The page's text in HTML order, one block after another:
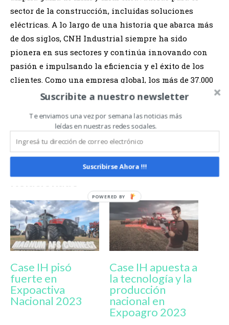
sector de la construcción, incluidas soluciones
eléctricas. A lo largo de una historia que abarca más
de dos siglos, CNH Industrial siempre ha sido
pionera en sus sectores y continúa innovando con
pasión e impulsando la eficiencia y el éxito de los
clientes. Como una empresa global, los más de 37.000
empleados de CNH Industrial forman parte de un
capacitar a los clientes para crecer y construir un
mundo mejor.
Relacionado
Case IH pisó
fuerte en
Expoactiva
Nacional 2023
Case IH apuesta a
la tecnología y la
producción
nacional en
Expoagro 2023
Suscribite a nuestro newsletter
Te enviamos una vez por semana las noticias más
leídas en nuestras redes sociales.
Suscribirse Ahora !!!